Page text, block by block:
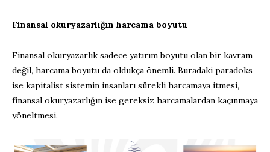
Finansal okuryazarlığın harcama boyutu
Finansal okuryazarlık sadece yatırım boyutu olan bir kavram
değil, harcama boyutu da oldukça önemli. Buradaki paradoks
ise kapitalist sistemin insanları sürekli harcamaya itmesi,
finansal okuryazarlığın ise gereksiz harcamalardan kaçınmaya
yöneltmesi.